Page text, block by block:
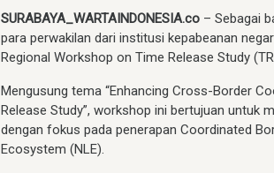
SURABAYA_WARTAINDONESIA.co – Sebagai
para perwakilan dari institusi kepabeanan
Regional Workshop on Time Release Study
Mengusung tema “Enhancing Cross-Border
Release Study”, workshop ini bertujuan untuk
dengan fokus pada penerapan Coordinated
Ecosystem (NLE).